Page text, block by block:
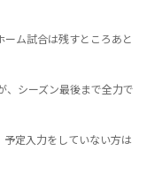
ーム試合は残すところあと
、シーズン最後まで全力で
定入力をしていない方は